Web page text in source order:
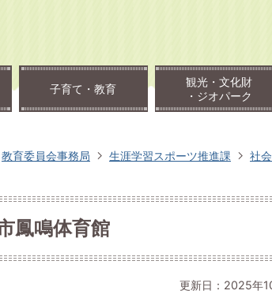
子育て・教育
観光・文化財
・ジオパーク
教育委員会事務局 生涯学習スポーツ推進課 社
鳳鳴体育館
更新日：2025年